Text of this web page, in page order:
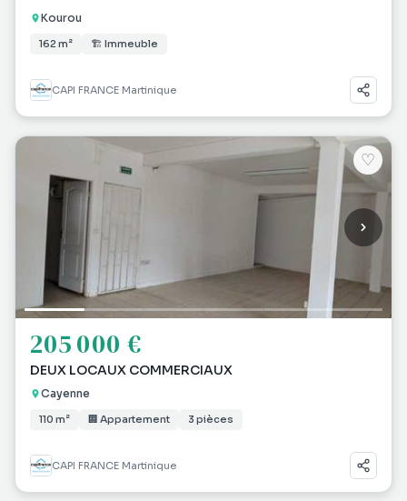
Kourou
162 m² 🏗 Immeuble
CAPI FRANCE Martinique
♡
205 000 €
DEUX LOCAUX COMMERCIAUX
Cayenne
110 m² 🏢 Appartement 3 pièces
CAPI FRANCE Martinique